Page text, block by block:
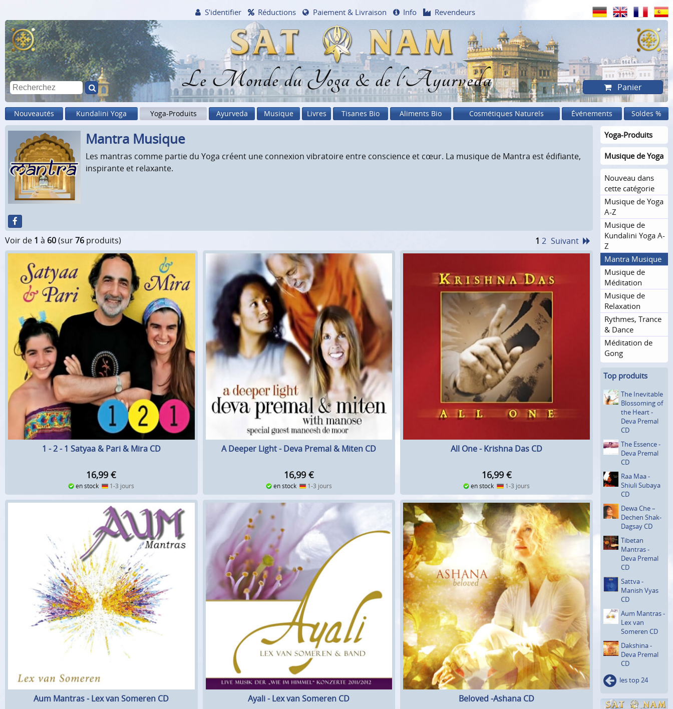
Le Monde du Yoga & de l'Ayurveda
S'identifier Réductions Paiement & Livraison Info Revendeurs
Panier
Nouveautés Kundalini Yoga Yoga-Produits Ayurveda Musique Livres Tisanes Bio Aliments Bio Cosmétiques Naturels Événements Soldes %
Mantra Musique
Les mantras comme partie du Yoga créent une connexion vibratoire entre conscience et cœur. La musique de Mantra est édifiante,
inspirante et relaxante.
Voir de 1 à 60(sur76 produits) 1 2 Suivant
1 - 2 - 1 Satyaa & Pari & Mira CD
16,99 €
en stock 1-3 jours
A Deeper Light - Deva Premal & Miten CD
16,99 €
en stock 1-3 jours
All One - Krishna Das CD
16,99 €
en stock 1-3 jours
Aum Mantras - Lex van Someren CD Ayali - Lex van Someren CD Beloved -Ashana CD
Yoga-Produits
Musique de Yoga
Nouveau dans
cette catégorie
Musique de Yoga
A-Z
Musique de
Kundalini Yoga A-
Z
Mantra Musique
Musique de
Méditation
Musique de
Relaxation
Rythmes, Trance
& Dance
Méditation de
Gong
Top produits
The Inevitable
Blossoming of
the Heart -
Deva Premal
CD
The Essence -
Deva Premal
CD
Raa Maa -
Shiuli Subaya
CD
Dewa Che –
Dechen Shak-
Dagsay CD
Tibetan
Mantras -
Deva Premal
CD
Sattva -
Manish Vyas
CD
Aum Mantras -
Lex van
Someren CD
Dakshina -
Deva Premal
CD
les top 24